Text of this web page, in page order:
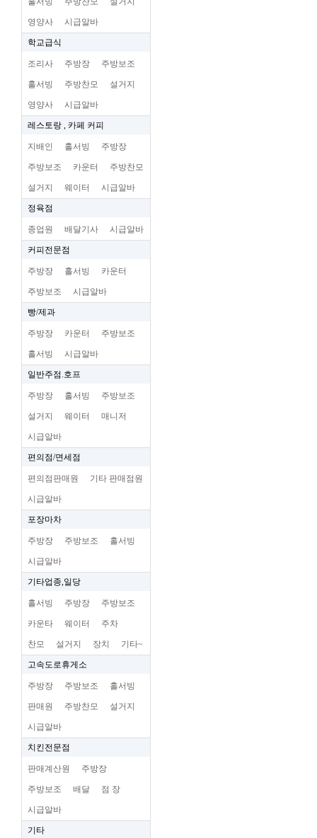
영양사 시급알바
학교급식
조리사 주방장 주방보조
홀서빙 주방찬모 설거지
영양사 시급알바
레스토랑 , 카페 커피
지배인 홀서빙 주방장
주방보조 카운터 주방찬모
설거지 웨이터 시급알바
정육점
종업원 배달기사 시급알바
커피전문점
주방장 홀서빙 카운터
주방보조 시급알바
빵/제과
주방장 카운터 주방보조
홀서빙 시급알바
일반주점.호프
주방장 홀서빙 주방보조
설거지 웨이터 매니저
시급알바
편의점/면세점
편의점판매원 기타 판매점원
시급알바
포장마차
주방장 주방보조 홀서빙
시급알바
기타업종,일당
홀서빙 주방장 주방보조
카운타 웨이터 주차
찬모 설거지 장치 기타~
고속도로휴게소
주방장 주방보조 홀서빙
판매원 주방찬모 설거지
시급알바
치킨전문점
판매계산원 주방장
주방보조 배달 점 장
시급알바
기타